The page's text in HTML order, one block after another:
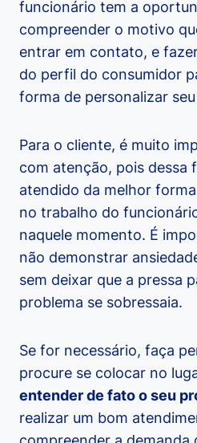
funcionário tem a
compreender o motivo
entrar em contato, e
do perfil do consumidor
forma de personalizar
Para o cliente, é muito
com atenção, pois dessa
atendido da melhor
no trabalho do
naquele momento. É
não demonstrar
sem deixar que a pressa
problema se sobressaia.
Se for necessário, faça
procure se colocar no
entender de fato o seu
realizar um bom